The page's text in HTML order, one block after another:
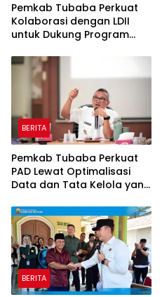
Pemkab Tubaba Perkuat
Kolaborasi dengan LDII
untuk Dukung Program
BERITA
Pemkab Tubaba Perkuat
PAD Lewat Optimalisasi
Data dan Tata Kelola yang
BERITA